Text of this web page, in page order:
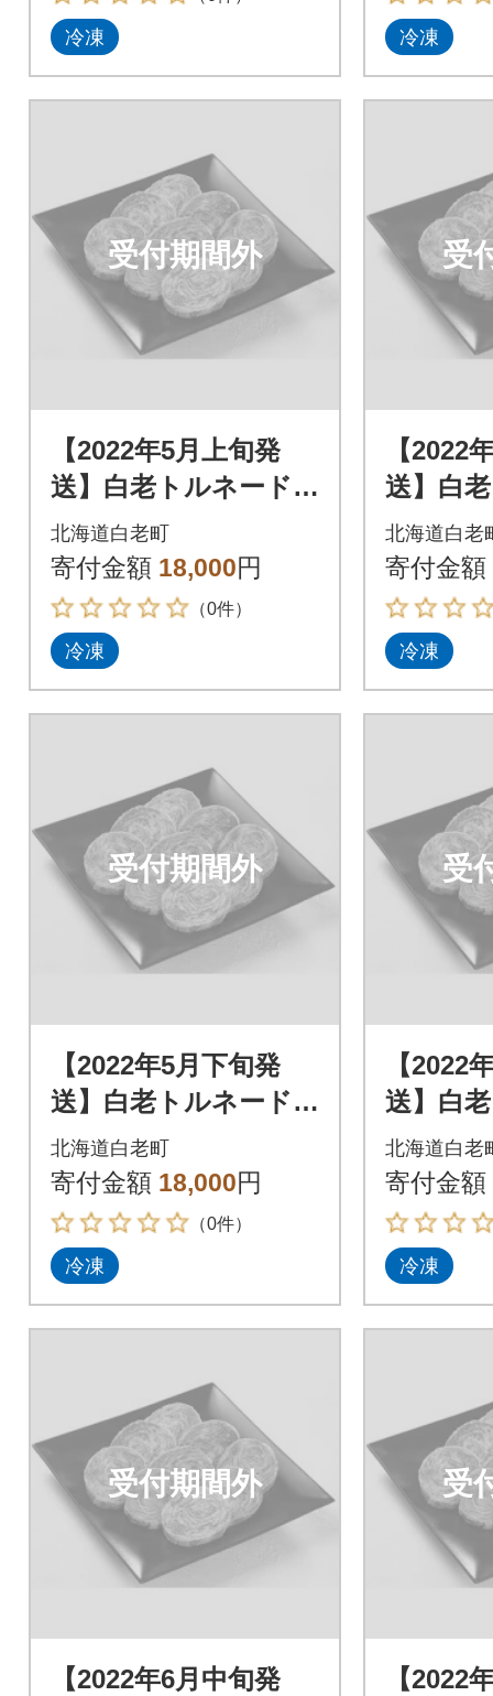
冷凍 冷凍
受付期間外
【2022年5月上旬発
送】白老トルネード
ステーキ 1パック3枚
(合計180g)×3パック
北海道白老町
寄付金額 18,000円
（0件）
冷凍
受
【2022
送】白
ステー
(合計
北海道白老
寄付金額
冷凍
受付期間外
【2022年5月下旬発
送】白老トルネード
ステーキ 1パック3枚
(合計180g)×3パック
北海道白老町
寄付金額 18,000円
（0件）
冷凍
受
【2022
送】白
ステー
(合計
北海道白老
寄付金額
冷凍
受付期間外
【2022年6月中旬発
受
【2022